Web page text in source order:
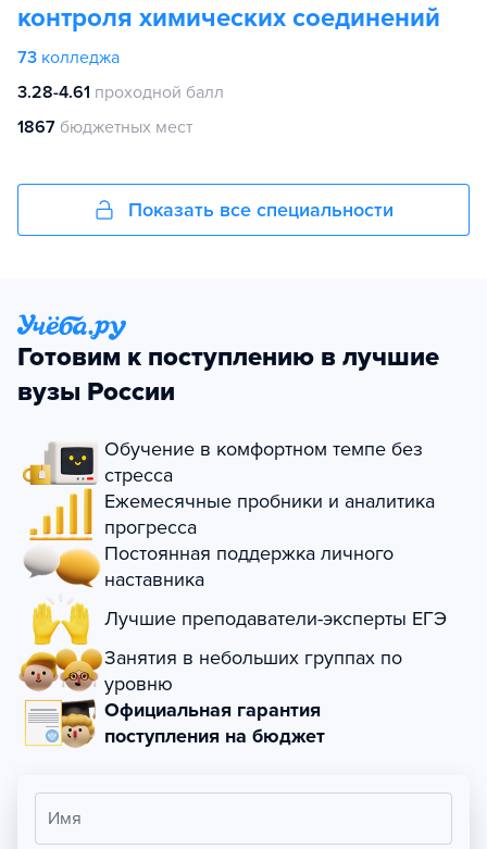
контроля химических соединений
73 колледжа
3.28-4.61 проходной балл
1867 бюджетных мест
Показать все специальности
Готовим к поступлению в лучшие
вузы России
Обучение в комфортном темпе без
стресса
Ежемесячные пробники и аналитика
прогресса
Постоянная поддержка личного
наставника
Лучшие преподаватели-эксперты ЕГЭ
Занятия в небольших группах по
уровню
Официальная гарантия
поступления на бюджет
Имя